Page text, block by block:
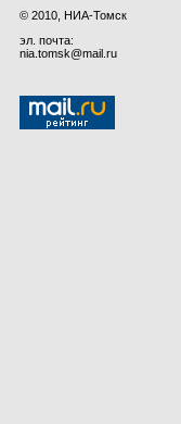
© 2010, НИА-Томск
эл. почта:
nia.tomsk@mail.ru